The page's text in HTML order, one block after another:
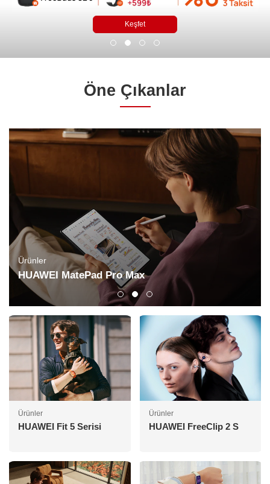
Keşfet
Öne Çıkanlar
Ürünler
HUAWEI MatePad Pro Max
Ürünler
HUAWEI Fit 5 Serisi
Ürünler
HUAWEI FreeClip 2 S